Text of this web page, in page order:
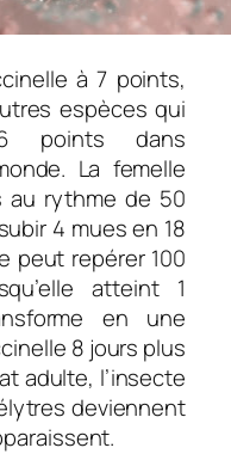
à 7 points,
espèces qui
points dans
La femelle
rythme de 50
4 mues en 18
peut repérer 100
atteint 1
en une
8 jours plus
adulte, l’insecte
deviennent